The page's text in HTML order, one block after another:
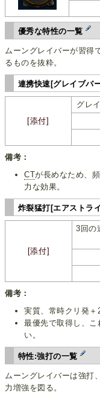
優秀な特性の一覧
ムーングレイバーが習得
るものを抜粋。
連携快速[グレイブバ
[添付]
グレ
備考：
CTが長めなため、
力な効果。
炸裂猛打[エアストラ
[添付]
3回の
備考：
実質、常時クリ発＋
最優先で取得し、こ
い。
特性:強打の一覧
ムーングレイバーは強打
力増強を図る。